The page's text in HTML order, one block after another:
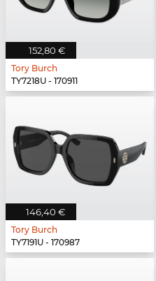
152,80 €
Tory Burch
TY7218U - 170911
146,40 €
Tory Burch
TY7191U - 170987